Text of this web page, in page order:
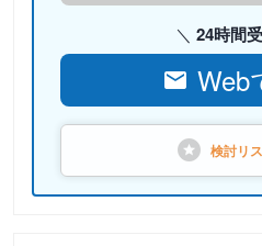
24時間
Web
検討リ